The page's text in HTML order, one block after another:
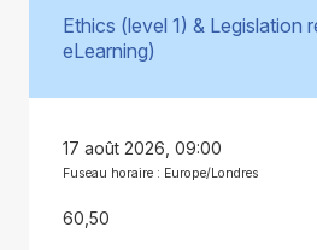
Ethics (level 1) & Legislation
eLearning)
17 août 2026, 09:00
Fuseau horaire : Europe/Londres
60,50